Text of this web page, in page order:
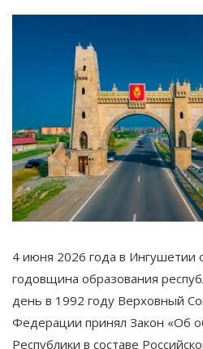
4 июня 2026 года в Ингушетии
годовщина образования
день в 1992 году Верховный
Федерации принял Закон «Об
Республики в составе